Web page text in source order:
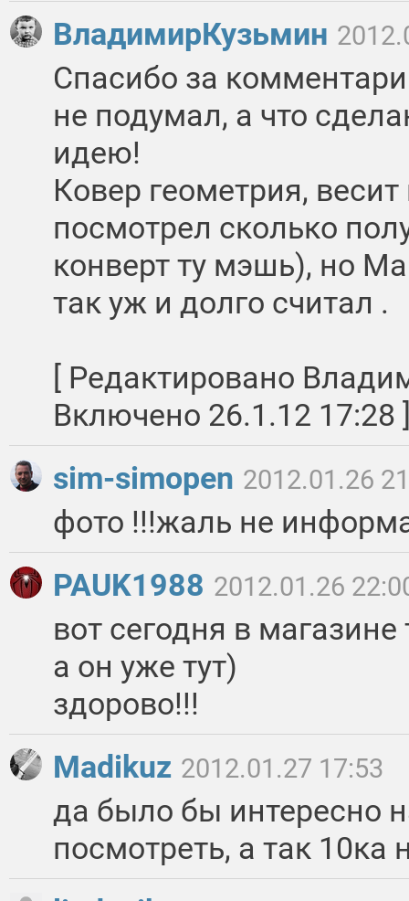
ВладимирКузьмин
Спасибо за
не подумал, а что
идею!
Ковер геометрия,
посмотрел сколько
конверт ту мэшь), но
так уж и долго считал .
[ Редактировано
Включено 26.1.12 17:28
sim-simopen 2012.01.26
фото !!!жаль не
PAUK1988 2012.01.26
вот сегодня в
а он уже тут)
здорово!!!
Madikuz 2012.01.27 17:53
да было бы интересно
посмотреть, а так 10ка